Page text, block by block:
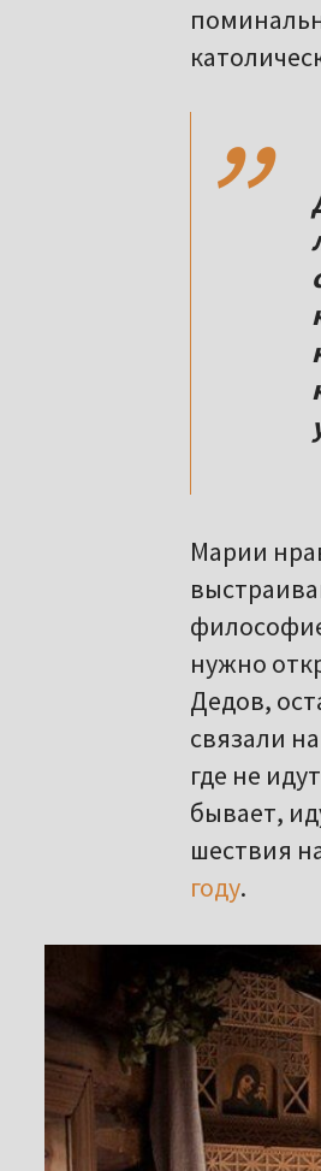
,,
Марии
нужно
Дедов,
связали
где не
бывает,
шествия
году.